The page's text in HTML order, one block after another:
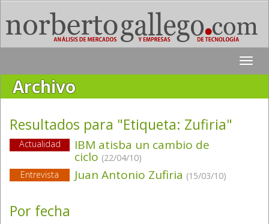
Toggle
Archivo
Resultados para "Etiqueta: Zufiria"
Actualidad IBM atisba un cambio de
ciclo (22/04/10)
Entrevista
Juan Antonio Zufiria (15/03/10)
Por fecha